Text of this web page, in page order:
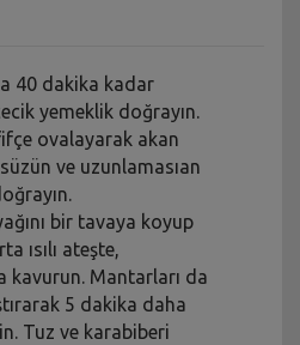
40 dakika kadar
yemeklik doğrayın.
ovalayarak akan
ve uzunlamasıan
bir tavaya koyup
ısılı ateşte,
kavurun. Mantarları da
5 dakika daha
Tuz ve karabiberi